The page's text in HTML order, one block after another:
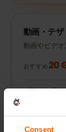
Consent
動画・テ
動画やビデオ
おすすめ20
プランを見る